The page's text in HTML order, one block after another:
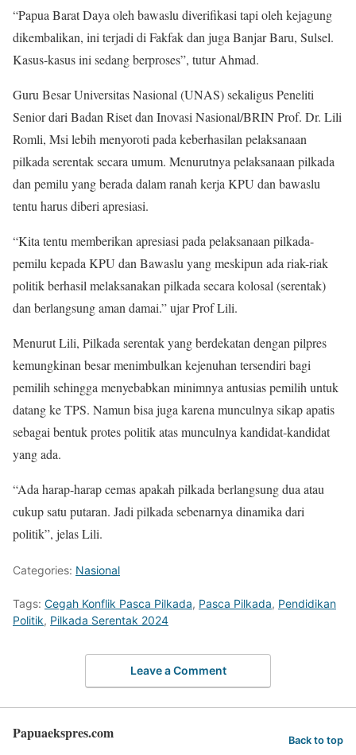
“Papua Barat Daya oleh bawaslu diverifikasi tapi oleh kejagung
dikembalikan, ini terjadi di Fakfak dan juga Banjar Baru, Sulsel.
Kasus-kasus ini sedang berproses”, tutur Ahmad.
Guru Besar Universitas Nasional (UNAS) sekaligus Peneliti
Senior dari Badan Riset dan Inovasi Nasional/BRIN Prof. Dr. Lili
Romli, Msi lebih menyoroti pada keberhasilan pelaksanaan
pilkada serentak secara umum. Menurutnya pelaksanaan pilkada
dan pemilu yang berada dalam ranah kerja KPU dan bawaslu
tentu harus diberi apresiasi.
“Kita tentu memberikan apresiasi pada pelaksanaan pilkada-
pemilu kepada KPU dan Bawaslu yang meskipun ada riak-riak
politik berhasil melaksanakan pilkada secara kolosal (serentak)
dan berlangsung aman damai.” ujar Prof Lili.
Menurut Lili, Pilkada serentak yang berdekatan dengan pilpres
kemungkinan besar menimbulkan kejenuhan tersendiri bagi
pemilih sehingga menyebabkan minimnya antusias pemilih untuk
datang ke TPS. Namun bisa juga karena munculnya sikap apatis
sebagai bentuk protes politik atas munculnya kandidat-kandidat
yang ada.
“Ada harap-harap cemas apakah pilkada berlangsung dua atau
cukup satu putaran. Jadi pilkada sebenarnya dinamika dari
politik”, jelas Lili.
Categories: Nasional
Tags: Cegah Konflik Pasca Pilkada, Pasca Pilkada, Pendidikan
Politik, Pilkada Serentak 2024
Leave a Comment
Papuaekspres.com Back to top